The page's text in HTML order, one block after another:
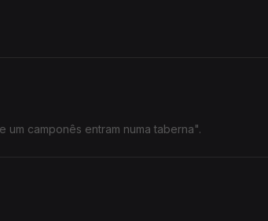
camponês entram numa taberna".